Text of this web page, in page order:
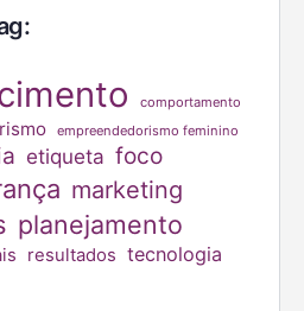
comportamento
empreendedorismo feminino
etiqueta foco
marketing
planejamento
resultados tecnologia